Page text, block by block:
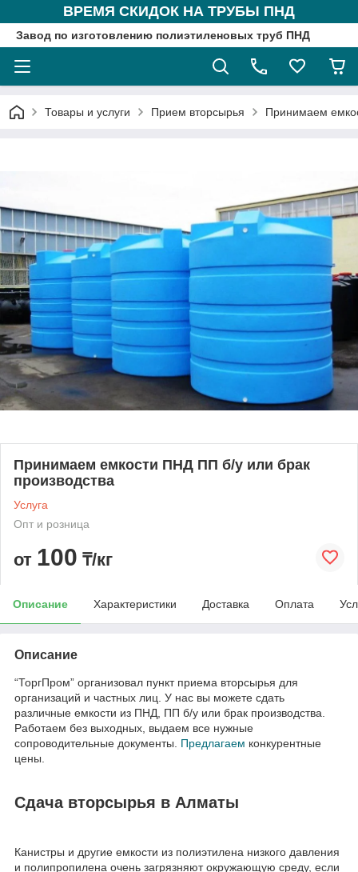
ВРЕМЯ СКИДОК НА ТРУБЫ ПНД
Завод по изготовлению полиэтиленовых труб ПНД
Товары и услуги Прием вторсырья Принимаем
Принимаем емкости ПНД ПП б/у или брак
производства
Услуга
Опт и розница
от 100 ₸/кг
Описание Характеристики Доставка Оплата
Описание
“ТоргПром” организовал пункт приема вторсырья для
организаций и частных лиц. У нас вы можете сдать
различные емкости из ПНД, ПП б/у или брак производства.
Работаем без выходных, выдаем все нужные
сопроводительные документы. Предлагаем конкурентные
цены.
Сдача вторсырья в Алматы
Канистры и другие емкости из полиэтилена низкого давления
и полипропилена очень загрязняют окружающую среду, если